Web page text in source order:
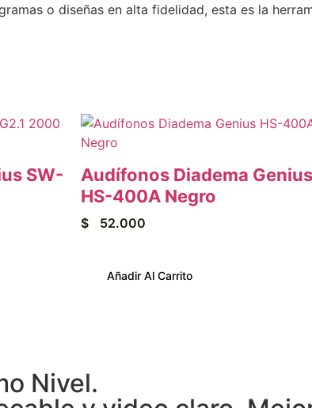
o diseñas en alta fidelidad, esta es la
SW-
Audífonos Diadema Genius
HS-400A Negro
$ 52.000
Añadir Al Carrito
Nivel.